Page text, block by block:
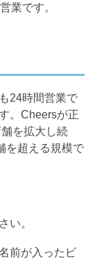
業です。
24時間営業で
。Cheersが正
を拡大し続
を超える規模で
い。
前が入ったビ